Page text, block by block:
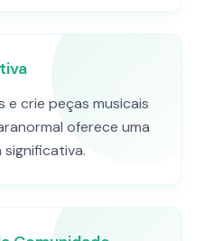
e crie peças musicais
oferece uma